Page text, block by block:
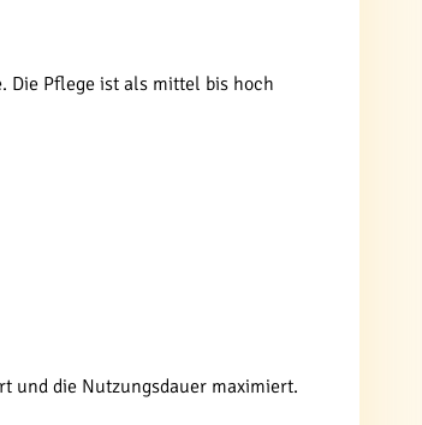
Die Pflege ist als mittel bis hoch
und die Nutzungsdauer maximiert.